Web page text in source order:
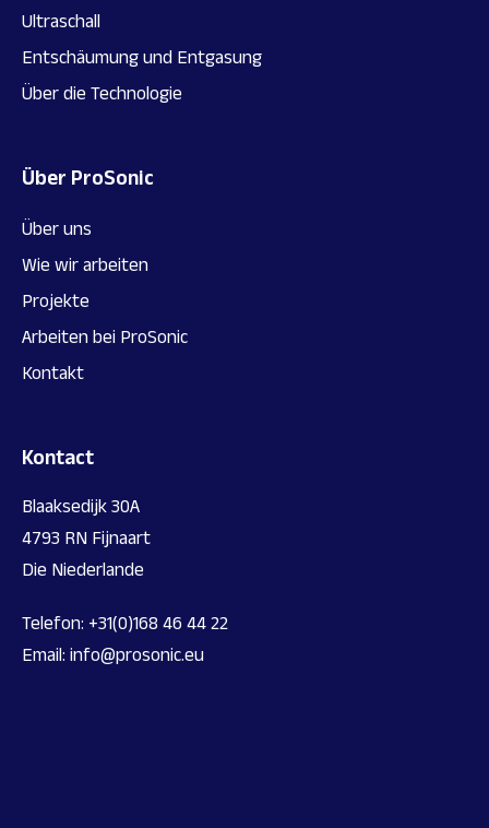
Ultraschall
Entschäumung und Entgasung
Über die Technologie
Über ProSonic
Über uns
Wie wir arbeiten
Projekte
Arbeiten bei ProSonic
Kontakt
Kontact
Blaaksedijk 30A
4793 RN Fijnaart
Die Niederlande
Telefon: +31(0)168 46 44 22
Email: info@prosonic.eu